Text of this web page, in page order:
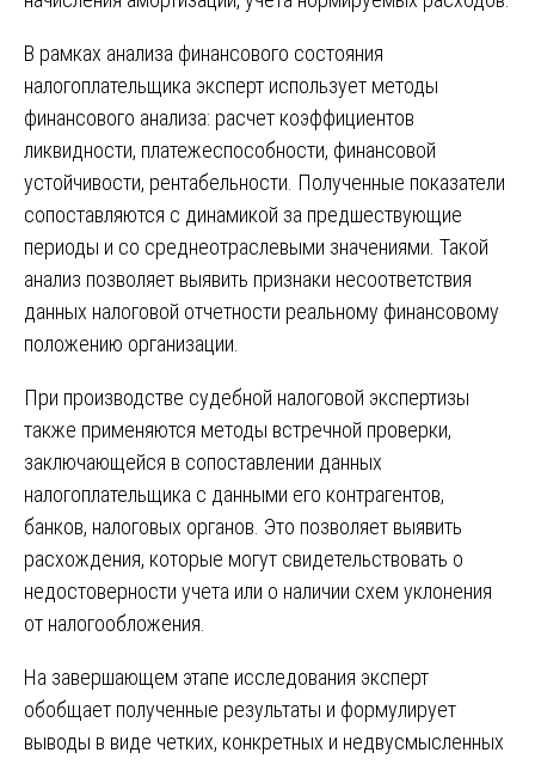
В рамках анализа финансового состояния
налогоплательщика эксперт использует методы
финансового анализа: расчет коэффициентов
ликвидности, платежеспособности, финансовой
устойчивости, рентабельности. Полученные показатели
сопоставляются с динамикой за предшествующие
периоды и со среднеотраслевыми значениями. Такой
анализ позволяет выявить признаки несоответствия
данных налоговой отчетности реальному финансовому
положению организации.
При производстве судебной налоговой экспертизы
также применяются методы встречной проверки,
заключающейся в сопоставлении данных
налогоплательщика с данными его контрагентов,
банков, налоговых органов. Это позволяет выявить
расхождения, которые могут свидетельствовать о
недостоверности учета или о наличии схем уклонения
от налогообложения.
На завершающем этапе исследования эксперт
обобщает полученные результаты и формулирует
выводы в виде четких, конкретных и недвусмысленных